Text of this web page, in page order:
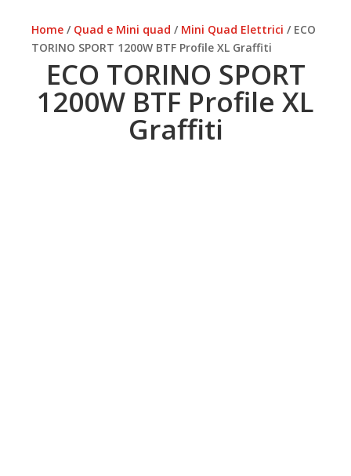
Home / Quad e Mini quad / Mini Quad Elettrici / ECO
TORINO SPORT 1200W BTF Profile XL Graffiti
ECO TORINO SPORT
1200W BTF Profile XL
Graffiti